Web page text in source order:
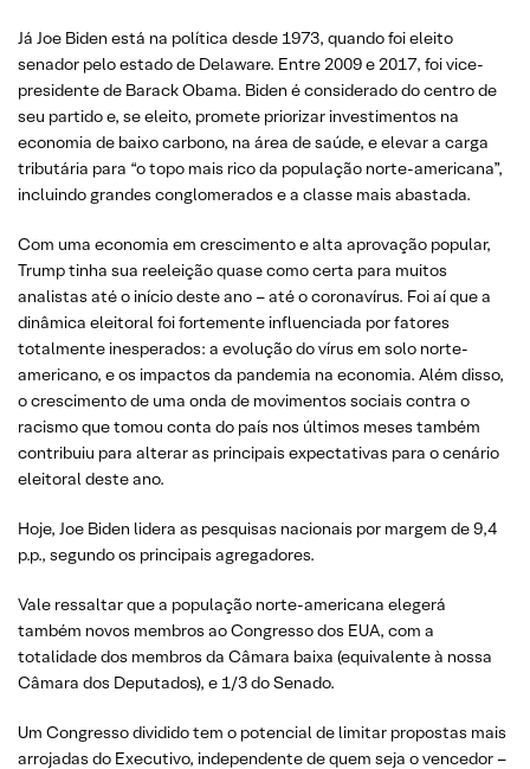
Já Joe Biden está na política desde 1973, quando foi eleito
senador pelo estado de Delaware. Entre 2009 e 2017, foi vice-
presidente de Barack Obama. Biden é considerado do centro de
seu partido e, se eleito, promete priorizar investimentos na
economia de baixo carbono, na área de saúde, e elevar a carga
tributária para “o topo mais rico da população norte-americana”,
incluindo grandes conglomerados e a classe mais abastada.
Com uma economia em crescimento e alta aprovação popular,
Trump tinha sua reeleição quase como certa para muitos
analistas até o início deste ano – até o coronavírus. Foi aí que a
dinâmica eleitoral foi fortemente influenciada por fatores
totalmente inesperados: a evolução do vírus em solo norte-
americano, e os impactos da pandemia na economia. Além disso,
o crescimento de uma onda de movimentos sociais contra o
racismo que tomou conta do país nos últimos meses também
contribuiu para alterar as principais expectativas para o cenário
eleitoral deste ano.
Hoje, Joe Biden lidera as pesquisas nacionais por margem de 9,4
p.p., segundo os principais agregadores.
Vale ressaltar que a população norte-americana elegerá
também novos membros ao Congresso dos EUA, com a
totalidade dos membros da Câmara baixa (equivalente à nossa
Câmara dos Deputados), e 1/3 do Senado.
Um Congresso dividido tem o potencial de limitar propostas mais
arrojadas do Executivo, independente de quem seja o vencedor –